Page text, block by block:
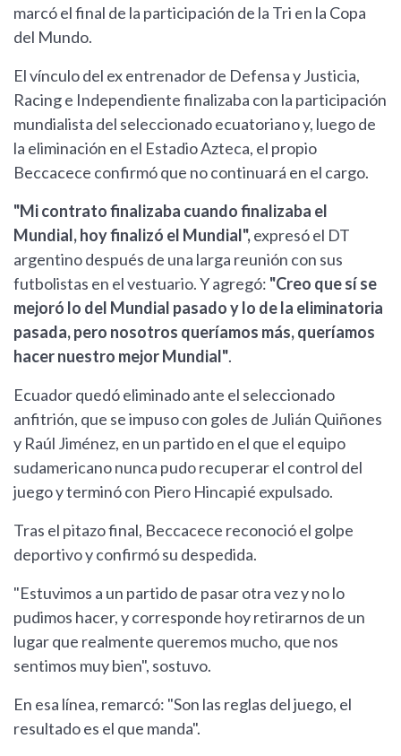
marcó el final de la participación de la Tri en la Copa
del Mundo.
El vínculo del ex entrenador de Defensa y Justicia,
Racing e Independiente finalizaba con la participación
mundialista del seleccionado ecuatoriano y, luego de
la eliminación en el Estadio Azteca, el propio
Beccacece confirmó que no continuará en el cargo.
"Mi contrato finalizaba cuando finalizaba el
Mundial, hoy finalizó el Mundial",expresó el DT
argentino después de una larga reunión con sus
futbolistas en el vestuario. Y agregó: "Creo que sí se
mejoró lo del Mundial pasado y lo de la eliminatoria
pasada, pero nosotros queríamos más, queríamos
hacer nuestro mejor Mundial".
Ecuador quedó eliminado ante el seleccionado
anfitrión, que se impuso con goles de Julián Quiñones
y Raúl Jiménez, en un partido en el que el equipo
sudamericano nunca pudo recuperar el control del
juego y terminó con Piero Hincapié expulsado.
Tras el pitazo final, Beccacece reconoció el golpe
deportivo y confirmó su despedida.
"Estuvimos a un partido de pasar otra vez y no lo
pudimos hacer, y corresponde hoy retirarnos de un
lugar que realmente queremos mucho, que nos
sentimos muy bien", sostuvo.
En esa línea, remarcó: "Son las reglas del juego, el
resultado es el que manda".